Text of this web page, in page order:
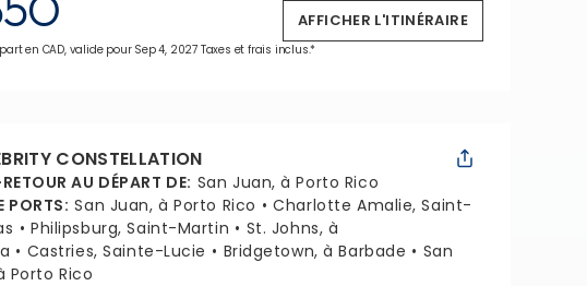
AFFICHER L'ITINÉRAIRE
en CAD, valide pour Sep 4, 2027 Taxes et frais inclus.*
CONSTELLATION
AU DÉPART DE: San Juan, à Porto Rico
PORTS: San Juan, à Porto Rico
Charlotte Amalie, Saint-
Philipsburg, Saint-Martin
St. Johns, à
Castries, Sainte-Lucie Bridgetown, à Barbade
San
Porto Rico